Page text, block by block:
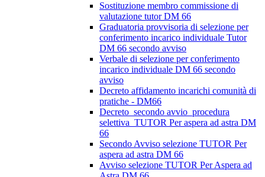
Sostituzione membro commissione di
valutazione tutor DM 66
Graduatoria provvisoria di selezione per
conferimento incarico individuale Tutor
DM 66 secondo avviso
Verbale di selezione per conferimento
incarico individuale DM 66 secondo
avviso
Decreto affidamento incarichi comunità di
pratiche - DM66
Decreto_secondo avvio_procedura
selettiva_TUTOR Per aspera ad astra DM
66
Secondo Avviso selezione TUTOR Per
aspera ad astra DM 66
Avviso selezione TUTOR Per Aspera ad